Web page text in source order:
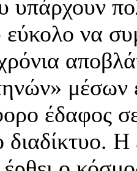
εύκολο να
μέσων
έδαφος
Η